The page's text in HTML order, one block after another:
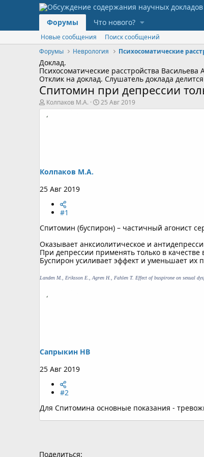
Форумы Что нового?
Новые сообщения
Поиск сообщений
Форумы
Неврология Психосоматические
Доклад.
Психосоматические расстройства Васильева
Отклик на доклад. Слушатель доклада
Спитомин при депрессии
А
в
т
Колпаков М.А.
Д
а
25 Авг 2019
Колпаков М.А.
25 Авг 2019
#1
Спитомин (буспирон) – частичный агонист
Оказывает анксиолитическое и
При депрессии применять только в
Буспирон усиливает эффект и уменьшает их
Landen M., Eriksson E., Agren H., Fahlen T. Effect of buspirone on sexual
Сапрыкин НВ
25 Авг 2019
#2
Для Спитомина основные показания -
Поделиться: